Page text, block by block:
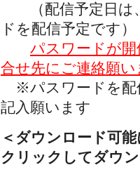
（配信予定日は、
ドを配信予定です）
パスワードが
合せ先にご連絡願い
※パスワードを配
記入願います
＜ダウンロード可
クリックしてダウ